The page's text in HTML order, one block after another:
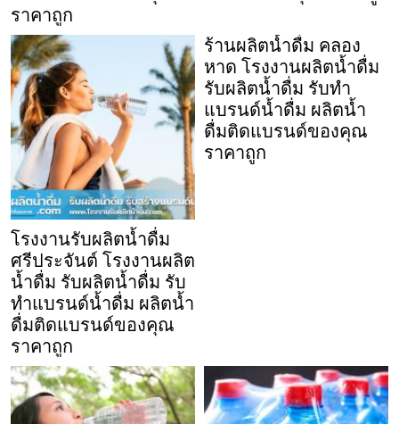
ราคาถูก
โรงงานรับผลิตน้ำดื่ม
ศรีประจันต์ โรงงานผลิต
น้ำดื่ม รับผลิตน้ำดื่ม รับ
ทำแบรนด์น้ำดื่ม ผลิตน้ำ
ดื่มติดแบรนด์ของคุณ
ราคาถูก
ร้านผลิตน้ำดื่ม คลอง
หาด โรงงานผลิตน้ำดื่ม
รับผลิตน้ำดื่ม รับทำ
แบรนด์น้ำดื่ม ผลิตน้ำ
ดื่มติดแบรนด์ของคุณ
ราคาถูก